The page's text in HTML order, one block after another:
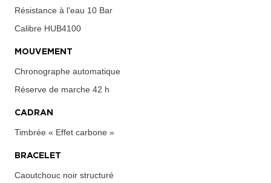
Résistance à l'eau 10 Bar
Calibre HUB4100
MOUVEMENT
Chronographe automatique
Réserve de marche 42 h
CADRAN
Timbrée « Effet carbone »
BRACELET
Caoutchouc noir structuré